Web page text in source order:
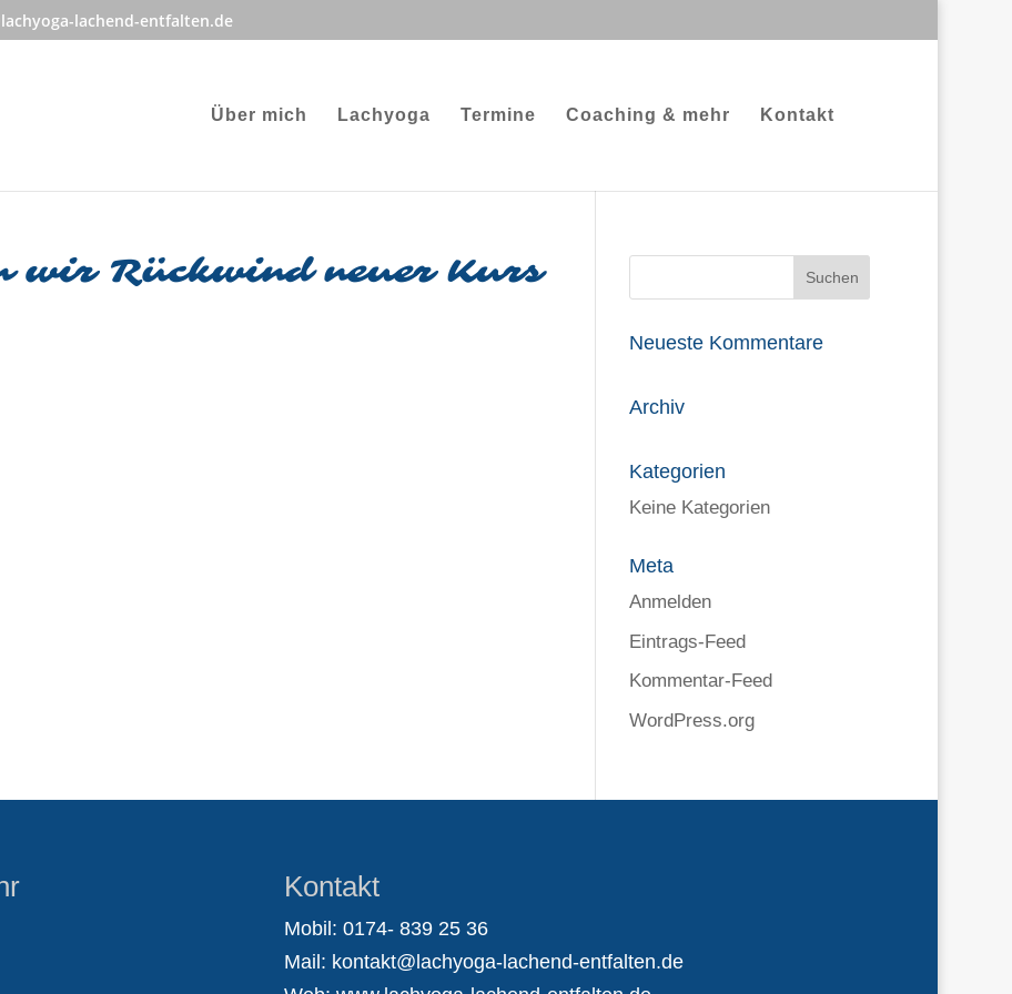
lachend-entfalten.de
Über mich Lachyoga Termine Coaching & mehr Kontakt
wir Rückwind neuer Kurs
Neueste Kommentare
Archiv
Kategorien
Keine Kategorien
Meta
Anmelden
Eintrags-Feed
Kommentar-Feed
WordPress.org
Kontakt
Mobil: 0174- 839 25 36
Mail: kontakt@lachyoga-lachend-entfalten.de